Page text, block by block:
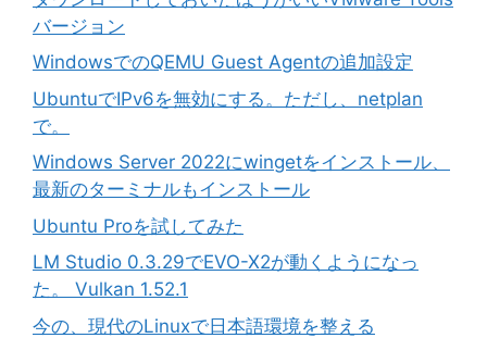
バージョン
WindowsでのQEMU Guest Agentの追加設定
UbuntuでIPv6を無効にする。ただし、netplan
で。
Windows Server 2022にwingetをインストール、
最新のターミナルもインストール
Ubuntu Proを試してみた
LM Studio 0.3.29でEVO-X2が動くようになっ
た。 Vulkan 1.52.1
今の、現代のLinuxで日本語環境を整える